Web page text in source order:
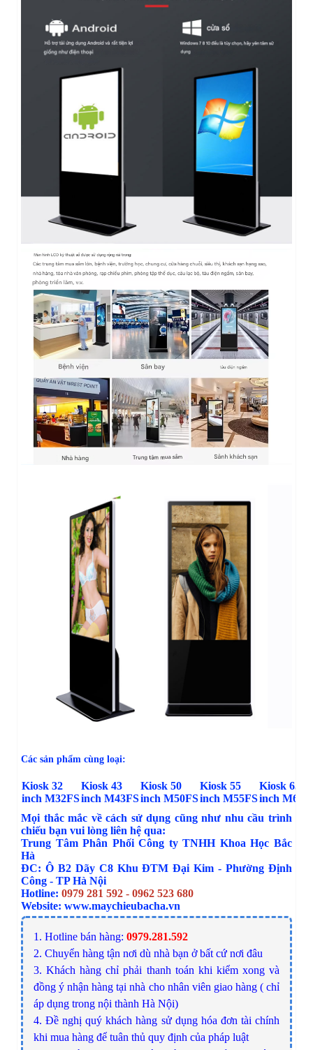
Các sản phẩm cùng loại:
Kiosk 32
inch M32FS
Kiosk 43
inch M43FS
Kiosk 50
inch M50FS
Kiosk 55
inch M55FS
Kiosk 65
inch
Mọi thắc mắc về cách sử dụng cũng như nhu cầu trình
chiếu bạn vui lòng liên hệ qua:
Trung Tâm Phân Phối Công ty TNHH Khoa Học Bắc
Hà
ĐC: Ô B2 Dãy C8 Khu ĐTM Đại Kim - Phường Định
Công - TP Hà Nội
Hotline: 0979 281 592 - 0962 523 680
Website: www.maychieubacha.vn
1. Hotline bán hàng: 0979.281.592
2. Chuyển hàng tận nơi dù nhà bạn ở bất cứ nơi đâu
3. Khách hàng chỉ phải thanh toán khi kiểm xong và
đồng ý nhận hàng tại nhà cho nhân viên giao hàng ( chỉ
áp dụng trong nội thành Hà Nội)
4. Đề nghị quý khách hàng sử dụng hóa đơn tài chính
khi mua hàng để tuân thủ quy định của pháp luật